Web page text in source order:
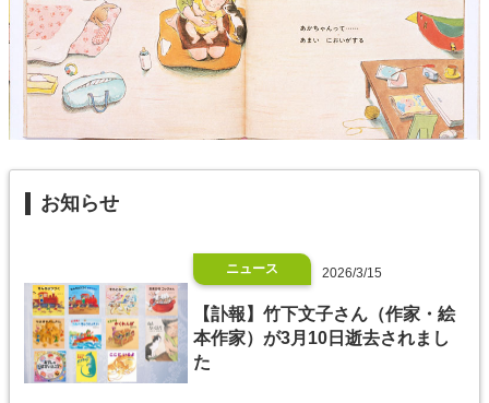
お知らせ
ニュース 2026/3/15
【訃報】竹下文子さん（作家・絵
本作家）が3月10日逝去されまし
た